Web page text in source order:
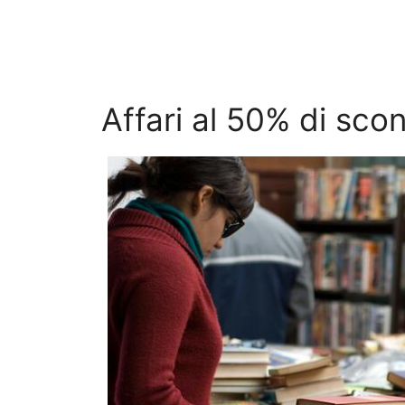
Affari al 50% di